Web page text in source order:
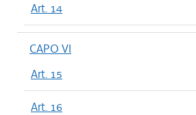
Art. 14
CAPO VI
Art. 15
Art. 16